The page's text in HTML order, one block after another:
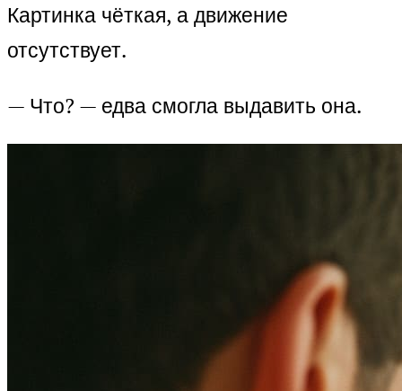
Картинка чёткая, а движение
отсутствует.
— Что? — едва смогла выдавить она.